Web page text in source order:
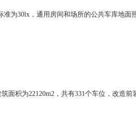
准为30lx，通用房间和场所的公共车库地面
面积为22120m2，共有331个车位，改造前